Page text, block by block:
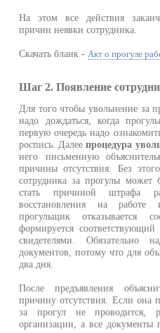
На этом все действия
причин неявки сотрудника.
Скачать бланк - Акт о прогуле
Шаг 2. Появление
Для того чтобы увольнение за
надо дождаться, когда
первую очередь надо
роспись. Далеепроцедура
него письменную
причины отсутствия. Без
сотрудника за прогулы может
стать причиной штрафа
восстановления на
прогульщик отказывается
формируется
свидетелями. Обязательно
документов, потому что для
два дня.
После предъявления
причину отсутствия. Если она
за прогул не проводится,
организации, а все документы